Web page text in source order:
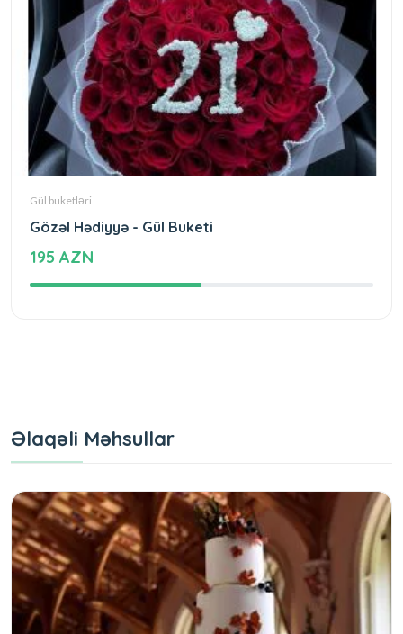
Gül buketləri
Gözəl Hədiyyə - Gül Buketi
195 AZN
Əlaqəli Məhsullar